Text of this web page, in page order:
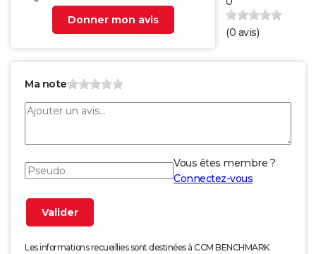
Donner mon avis
(0 avis)
Ma note
Vous êtes membre ?
Connectez-vous
Les informations recueillies sont destinées à CCM BENCHMARK